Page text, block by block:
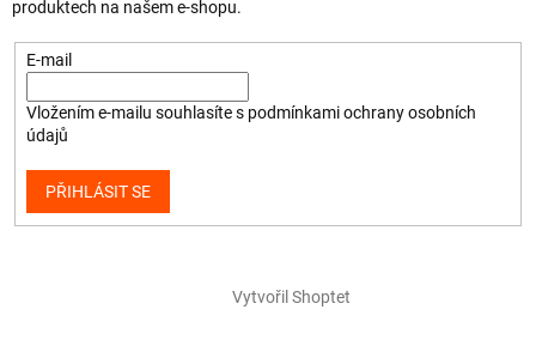
produktech na našem e-shopu.
E-mail
Vložením e-mailu souhlasíte s podmínkami ochrany osobních
údajů
PŘIHLÁSIT SE
Vytvořil Shoptet